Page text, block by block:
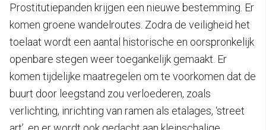
Prostitutiepanden krijgen een nieuwe bestemming. Er
komen groene wandelroutes. Zodra de veiligheid het
toelaat wordt een aantal historische en oorspronkelijk
openbare stegen weer toegankelijk gemaakt. Er
komen tijdelijke maatregelen om te voorkomen dat de
buurt door leegstand zou verloederen, zoals
verlichting, inrichting van ramen als etalages, ‘street